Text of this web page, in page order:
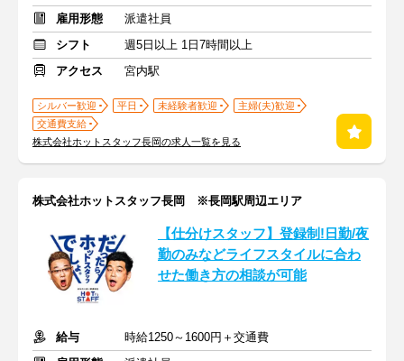
雇用形態
派遣社員
シフト
週5日以上 1日7時間以上
アクセス
宮内駅
シルバー歓迎 平日 未経験者歓迎
主婦(夫)歓迎
交通費支給
株式会社ホットスタッフ長岡の求人一覧を見る
株式会社ホットスタッフ長岡 ※長岡駅周辺エリア
【仕分けスタッフ】登録制!日勤/夜
勤のみなどライフスタイルに合わ
せた働き方の相談が可能
給与
時給1250～1600円＋交通費